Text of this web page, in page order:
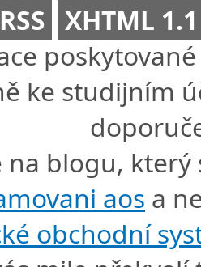
XHTML 1.1
ke studijním
na blogu,
aos a
obchodní